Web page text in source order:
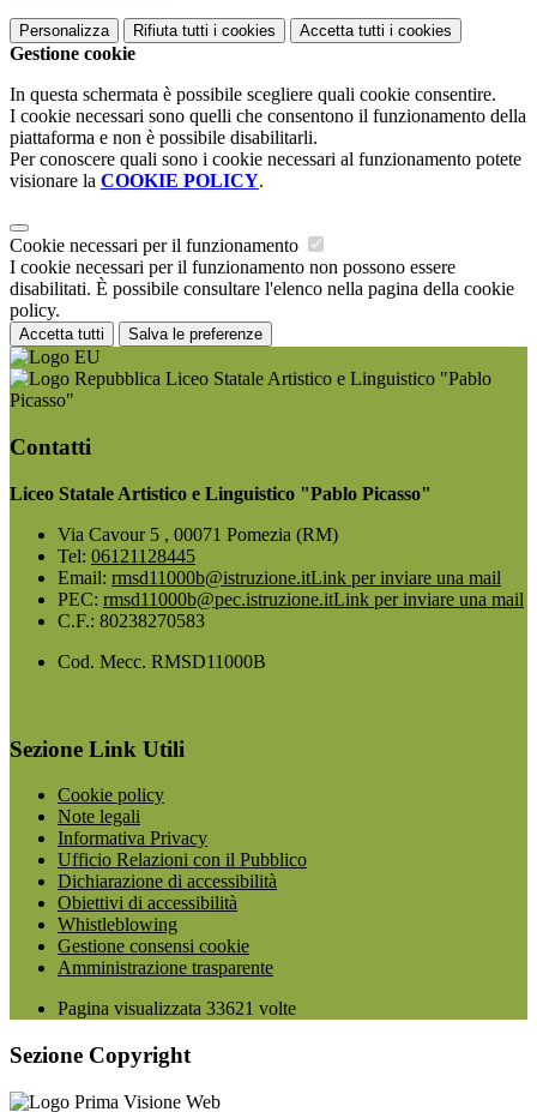
Personalizza Rifiuta tutti i cookies Accetta tutti i cookies
Gestione cookie
In questa schermata è possibile scegliere quali cookie consentire.
I cookie necessari sono quelli che consentono il funzionamento della
piattaforma e non è possibile disabilitarli.
Per conoscere quali sono i cookie necessari al funzionamento potete
visionare la COOKIE POLICY.
Cookie necessari per il funzionamento
I cookie necessari per il funzionamento non possono essere
disabilitati. È possibile consultare l'elenco nella pagina della cookie
policy.
Accetta tutti Salva le preferenze
Liceo Statale Artistico e Linguistico "Pablo
Picasso"
Contatti
Liceo Statale Artistico e Linguistico "Pablo Picasso"
Via Cavour 5 , 00071 Pomezia (RM)
Tel: 06121128445
Email: rmsd11000b@istruzione.itLink per inviare una mail
PEC: rmsd11000b@pec.istruzione.itLink per inviare una mail
C.F.: 80238270583
Cod. Mecc. RMSD11000B
Sezione Link Utili
Cookie policy
Note legali
Informativa Privacy
Ufficio Relazioni con il Pubblico
Dichiarazione di accessibilità
Obiettivi di accessibilità
Whistleblowing
Gestione consensi cookie
Amministrazione trasparente
Pagina visualizzata 33621 volte
Sezione Copyright